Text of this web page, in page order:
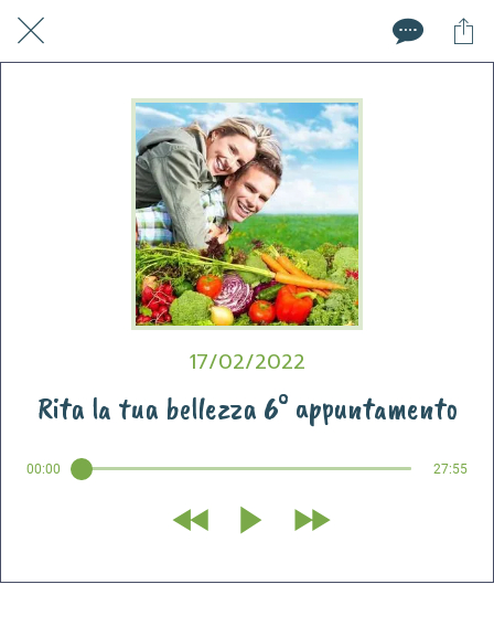
17/02/2022
Rita la tua bellezza 6° appuntamento
00:00 27:55